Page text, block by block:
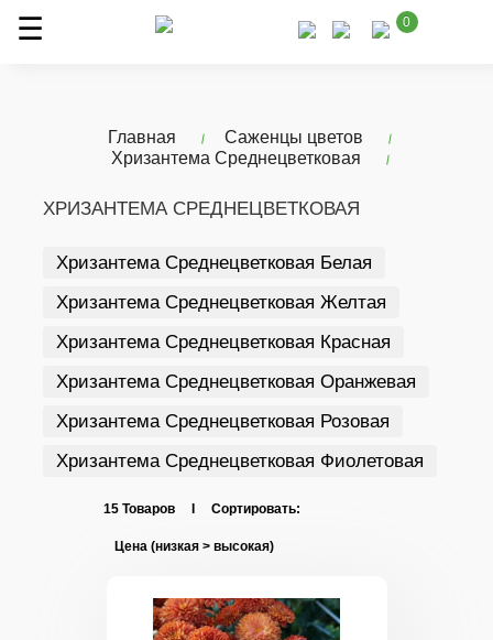
0
Главная
Саженцы цветов
Хризантема Среднецветковая
ХРИЗАНТЕМА СРЕДНЕЦВЕТКОВАЯ
Хризантема Среднецветковая Белая
Хризантема Среднецветковая Желтая
Хризантема Среднецветковая Красная
Хризантема Среднецветковая Оранжевая
Хризантема Среднецветковая Розовая
Хризантема Среднецветковая Фиолетовая
15 Товаров I Сортировать: